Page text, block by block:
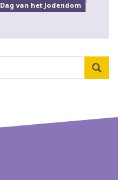
Dag van het Jodendom